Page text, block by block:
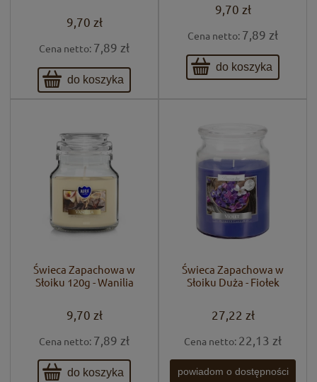
9,70 zł
Cena netto: 7,89 zł
do koszyka
9,70 zł
Cena netto: 7,89 zł
do koszyka
Świeca Zapachowa w
Słoiku 120g - Wanilia
9,70 zł
Cena netto: 7,89 zł
do koszyka
Świeca Zapachowa w
Słoiku Duża - Fiołek
27,22 zł
Cena netto: 22,13 zł
powiadom o dostępności